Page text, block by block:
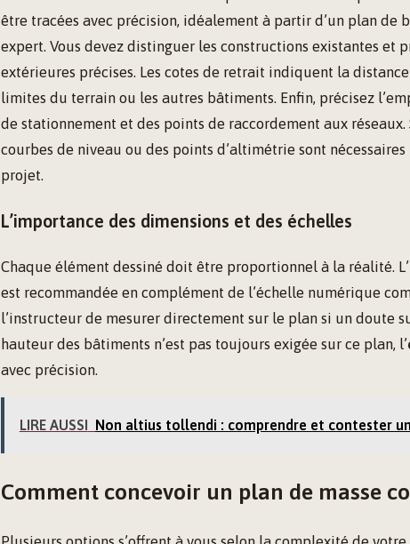
être tracées avec précision, idéalement à partir d’un plan de
expert. Vous devez distinguer les constructions existantes et
extérieures précises. Les cotes de retrait indiquent la
limites du terrain ou les autres bâtiments. Enfin, précisez
de stationnement et des points de raccordement aux
courbes de niveau ou des points d’altimétrie sont
projet.
L’importance des dimensions et des échelles
Chaque élément dessiné doit être proportionnel à la réalité.
est recommandée en complément de l’échelle numérique
l’instructeur de mesurer directement sur le plan si un doute
hauteur des bâtiments n’est pas toujours exigée sur ce plan, l’
avec précision.
LIRE AUSSI Non altius tollendi : comprendre et contester
Comment concevoir un plan de masse